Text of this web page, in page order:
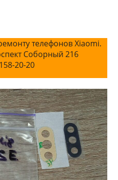
телефонов Xiaomi.
Соборный 216
20-20